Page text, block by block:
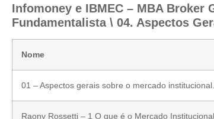
Infomoney e IBMEC – MBA Broker
Fundamentalista \ 04. Aspectos
Nome
01 – Aspectos gerais sobre o mercado
Raony Rossetti – 1 O que é o Mercado